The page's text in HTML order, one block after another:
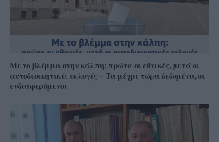
Με το βλέμμα στην κάλπη: πρώτα οι εθνικές, μετά οι
αυτοδιοικητικές εκλογές – Τα μέχρι τώρα δεδομένα, οι
ενδιαφερόμενοι